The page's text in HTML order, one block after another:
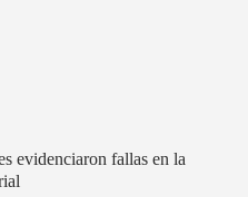
evidenciaron fallas en la